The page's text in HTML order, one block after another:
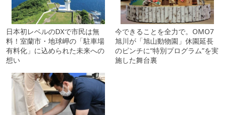
日本初レベルのDXで市民は無
料！室蘭市・地球岬の「駐車場
有料化」に込められた未来への
想い
今できることを全力で。OMO7
旭川が「旭山動物園」休園延長
のピンチに“特別プログラム”を実
施した舞台裏